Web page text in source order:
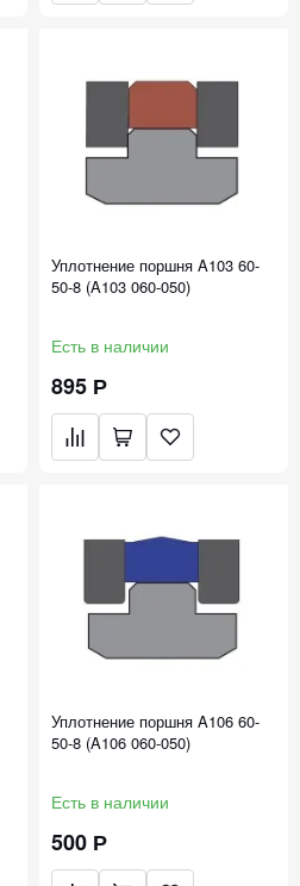
Уплотнение поршня A103 60-
50-8 (A103 060-050)
Есть в наличии
895 Р
Уплотнение поршня A106 60-
50-8 (A106 060-050)
Есть в наличии
500 Р